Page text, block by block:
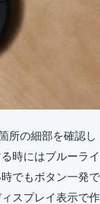
所の細部を確認し
時にはブルーライ
でもボタン一発で
スプレイ表示で作